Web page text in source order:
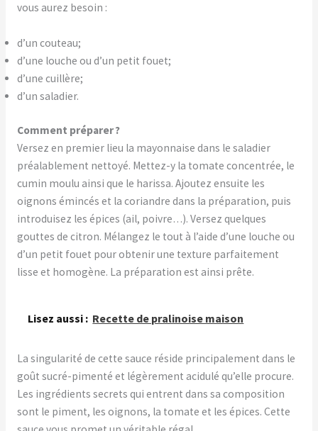
vous aurez besoin :
d’un couteau;
d’une louche ou d’un petit fouet;
d’une cuillère;
d’un saladier.
Comment préparer ?
Versez en premier lieu la mayonnaise dans le saladier
préalablement nettoyé. Mettez-y la tomate concentrée, le
cumin moulu ainsi que le harissa. Ajoutez ensuite les
oignons émincés et la coriandre dans la préparation, puis
introduisez les épices (ail, poivre…). Versez quelques
gouttes de citron. Mélangez le tout à l’aide d’une louche ou
d’un petit fouet pour obtenir une texture parfaitement
lisse et homogène. La préparation est ainsi prête.
Lisez aussi : Recette de pralinoise maison
La singularité de cette sauce réside principalement dans le
goût sucré-pimenté et légèrement acidulé qu’elle procure.
Les ingrédients secrets qui entrent dans sa composition
sont le piment, les oignons, la tomate et les épices. Cette